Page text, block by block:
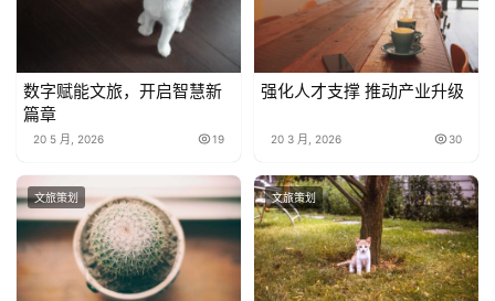
数字赋能文旅，开启智慧新
篇章
20 5 月, 2026 19
强化人才支撑 推动产业升级
20 3 月, 2026 30
文旅策划 文旅策划